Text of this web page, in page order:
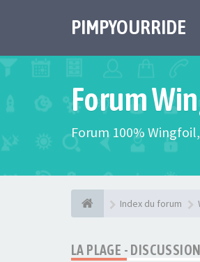
PIMPYOURRIDE
Forum
Forum 100%
Index du forum
LA PLAGE -